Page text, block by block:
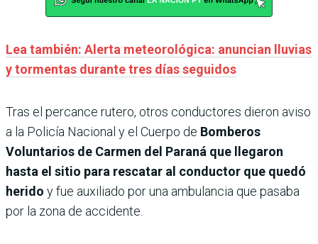
Lea también: Alerta meteorológica: anuncian lluvias
y tormentas durante tres días seguidos
Tras el percance rutero, otros conductores dieron aviso
a la Policía Nacional y el Cuerpo de Bomberos
Voluntarios de Carmen del Paraná que llegaron
hasta el sitio para rescatar al conductor que quedó
herido y fue auxiliado por una ambulancia que pasaba
por la zona de accidente.